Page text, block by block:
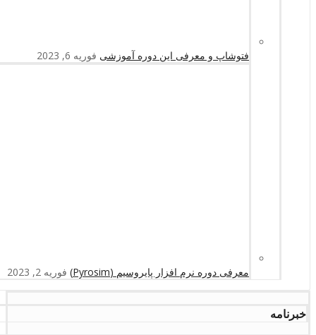
فتوشاپ و معرفی این دوره آموزشی فوریه 6, 2023
معرفی دوره نرم افزار پایروسیم (Pyrosim) فوریه 2, 2023
خبرنامه